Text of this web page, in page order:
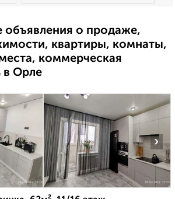
о продаже,
квартиры, комнаты,
коммерческая
в Орле
›